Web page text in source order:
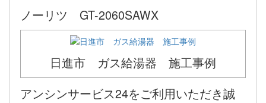
ノーリツ GT-2060SAWX
日進市 ガス給湯器 施工事例
アンシンサービス24をご利用いただき誠